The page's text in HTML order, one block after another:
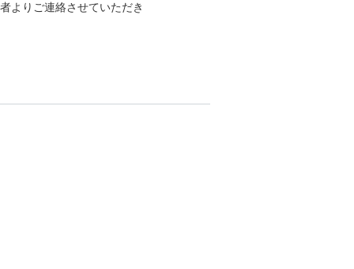
よりご連絡させていただき